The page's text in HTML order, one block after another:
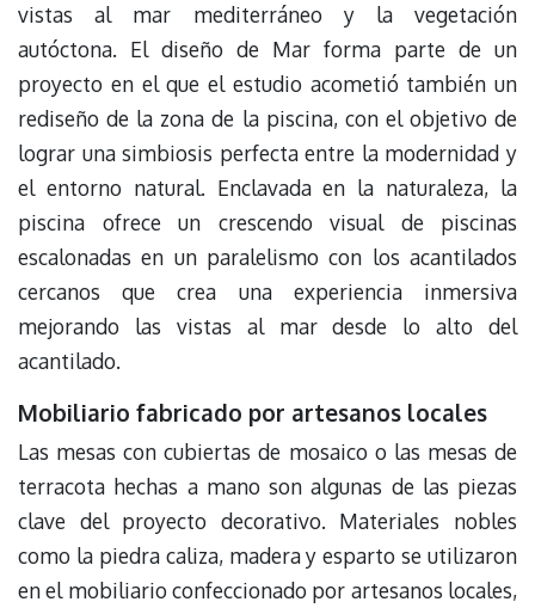
vistas al mar mediterráneo y la vegetación
autóctona. El diseño de Mar forma parte de un
proyecto en el que el estudio acometió también un
rediseño de la zona de la piscina, con el objetivo de
lograr una simbiosis perfecta entre la modernidad y
el entorno natural. Enclavada en la naturaleza, la
piscina ofrece un crescendo visual de piscinas
escalonadas en un paralelismo con los acantilados
cercanos que crea una experiencia inmersiva
mejorando las vistas al mar desde lo alto del
acantilado.
Mobiliario fabricado por artesanos locales
Las mesas con cubiertas de mosaico o las mesas de
terracota hechas a mano son algunas de las piezas
clave del proyecto decorativo. Materiales nobles
como la piedra caliza, madera y esparto se utilizaron
en el mobiliario confeccionado por artesanos locales,